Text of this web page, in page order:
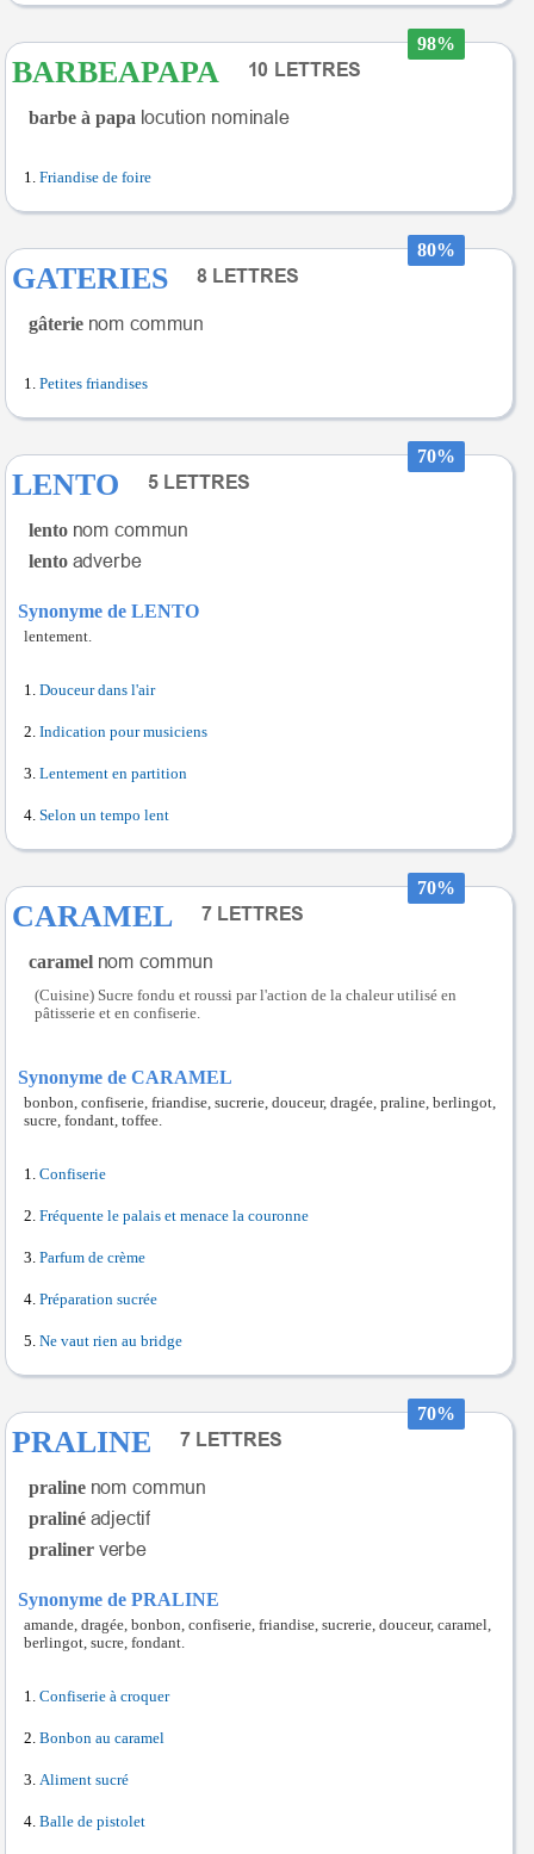
98%
BARBEAPAPA
barbe à papa
Friandise de foire
80%
GATERIES
gâterie
Petites friandises
70%
LENTO
lento
lento
Synonyme de LENTO
lentement.
Douceur dans l'air
Indication pour musiciens
Lentement en partition
Selon un tempo lent
70%
CARAMEL
caramel
(Cuisine) Sucre fondu et roussi par l'action de la chaleur utilisé en
pâtisserie et en confiserie.
Synonyme de CARAMEL
bonbon, confiserie, friandise, sucrerie, douceur, dragée, praline, berlingot,
sucre, fondant, toffee.
Confiserie
Fréquente le palais et menace la couronne
Parfum de crème
Préparation sucrée
Ne vaut rien au bridge
70%
PRALINE
praline
praliné
praliner
Synonyme de PRALINE
amande, dragée, bonbon, confiserie, friandise, sucrerie, douceur, caramel,
berlingot, sucre, fondant.
Confiserie à croquer
Bonbon au caramel
Aliment sucré
Balle de pistolet